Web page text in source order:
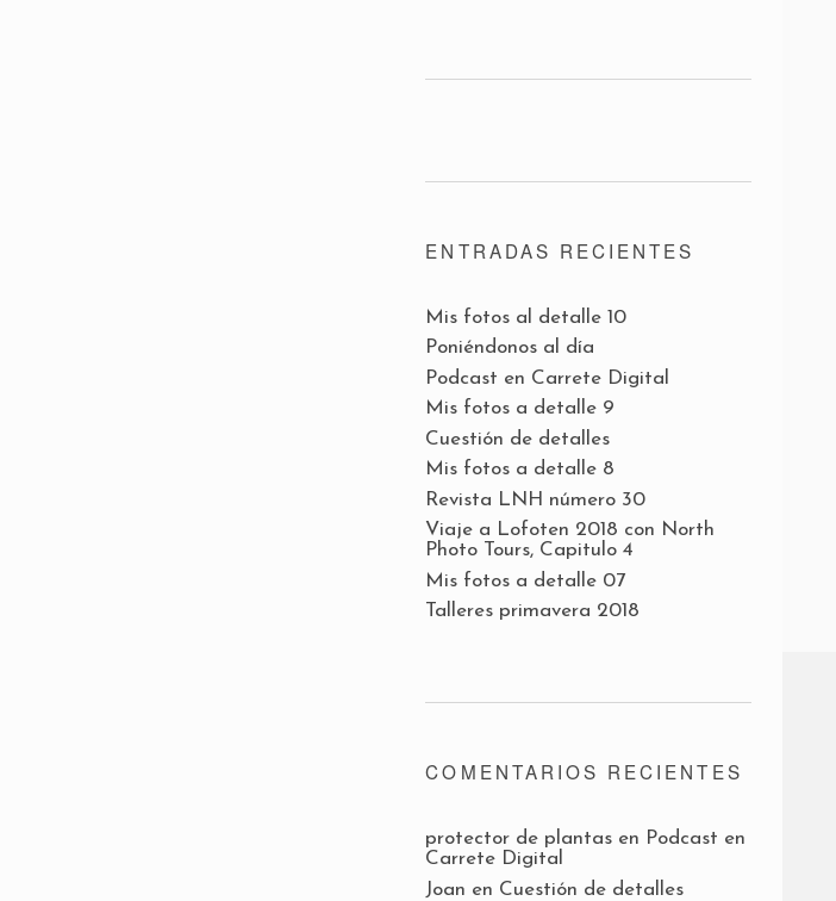
ENTRADAS RECIENTES
Mis fotos al detalle 10
Poniéndonos al día
Podcast en Carrete Digital
Mis fotos a detalle 9
Cuestión de detalles
Mis fotos a detalle 8
Revista LNH número 30
Viaje a Lofoten 2018 con North
Photo Tours, Capitulo 4
Mis fotos a detalle 07
Talleres primavera 2018
COMENTARIOS RECIENTES
protector de plantas en Podcast en
Carrete Digital
Joan en Cuestión de detalles